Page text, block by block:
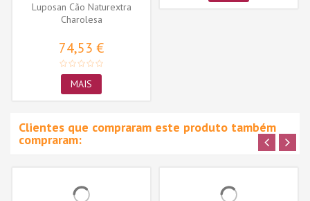
Luposan Cão Naturextra
Charolesa
74,53 €
MAIS
Clientes que compraram este produto também
compraram: